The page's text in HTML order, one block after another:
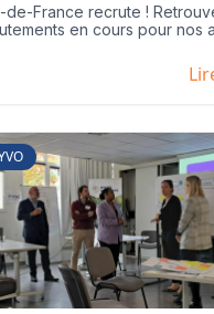
de-France recrute !
en cours pour nos